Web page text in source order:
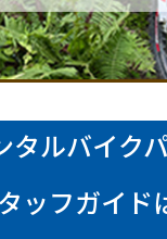
タルバイク
ッフガイド